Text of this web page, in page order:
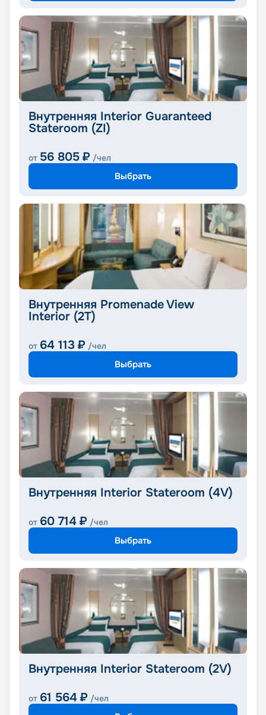
Внутренняя Interior Guaranteed
Stateroom (ZI)
от 56 805 ₽ /чел
Выбрать
Внутренняя Promenade View
Interior (2T)
от 64 113 ₽ /чел
Выбрать
Внутренняя Interior Stateroom (4V)
от 60 714 ₽ /чел
Выбрать
Внутренняя Interior Stateroom (2V)
от 61 564 ₽ /чел